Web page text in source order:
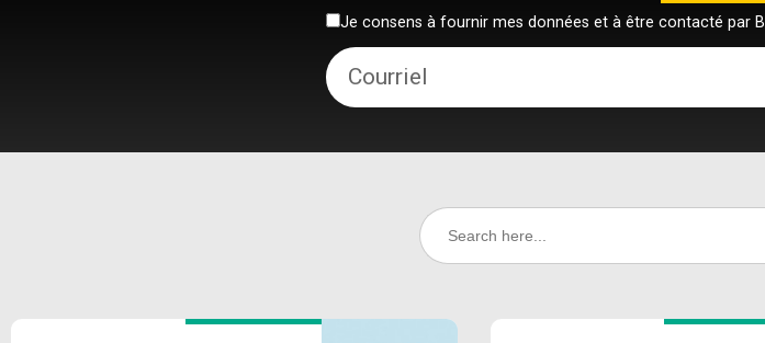
Je consens à fournir mes données et à être contacté par
Search
for: